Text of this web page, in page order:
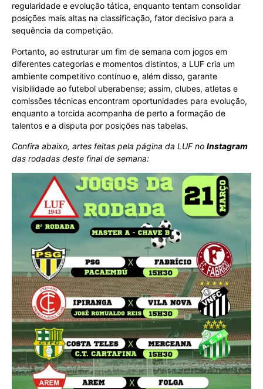
regularidade e evolução tática, enquanto tentam consolidar
posições mais altas na classificação, fator decisivo para a
sequência da competição.
Portanto, ao estruturar um fim de semana com jogos em
diferentes categorias e momentos distintos, a LUF cria um
ambiente competitivo contínuo e, além disso, garante
visibilidade ao futebol uberabense; assim, clubes, atletas e
comissões técnicas encontram oportunidades para evolução,
enquanto a torcida acompanha de perto a formação de
talentos e a disputa por posições nas tabelas.
Confira abaixo, artes feitas pela página da LUF no Instagram
das rodadas deste final de semana: